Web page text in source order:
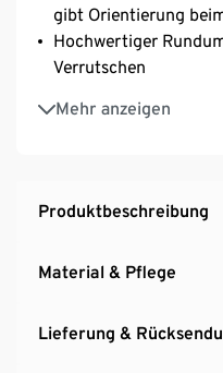
gibt Orientierung
Hochwertiger
Verrutschen
Mehr anzeigen
Hautsympatisch und
°C und bügelfrei
Produktbeschreibung
Material & Pflege
Lieferung &